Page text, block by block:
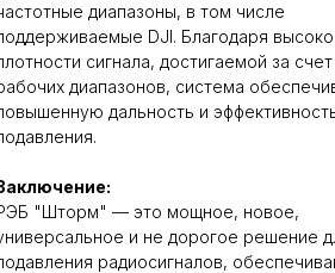
диапазоны, в том числе
DJI. Благодаря
сигнала, достигаемой за
диапазонов, система
дальность и
"Шторм" — это мощное, новое,
и не дорогое решение
радиосигналов,